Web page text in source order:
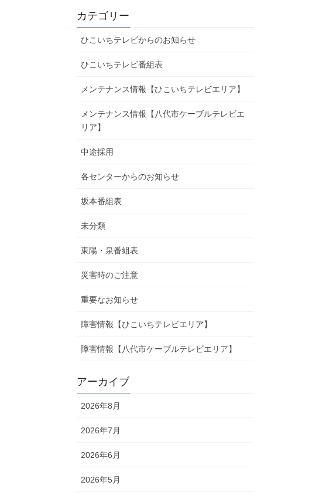
カテゴリー
ひこいちテレビからのお知らせ
ひこいちテレビ番組表
メンテナンス情報【ひこいちテレビエリア】
メンテナンス情報【八代市ケーブルテレビエ
リア】
中途採用
各センターからのお知らせ
坂本番組表
未分類
東陽・泉番組表
災害時のご注意
重要なお知らせ
障害情報【ひこいちテレビエリア】
障害情報【八代市ケーブルテレビエリア】
アーカイブ
2026年8月
2026年7月
2026年6月
2026年5月